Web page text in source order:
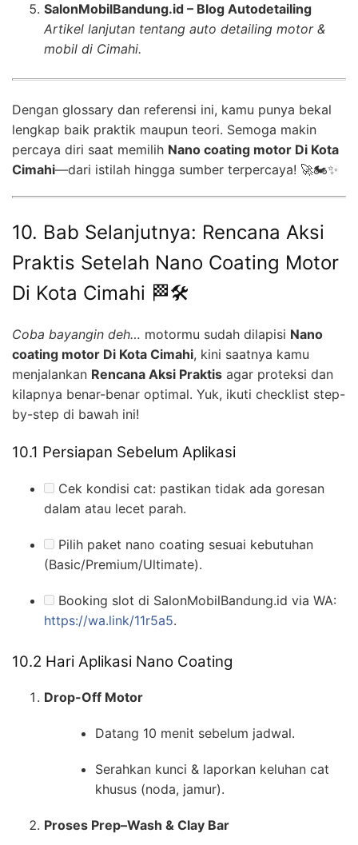
SalonMobilBandung.id – Blog Autodetailing
Artikel lanjutan tentang auto detailing motor &
mobil di Cimahi.
Dengan glossary dan referensi ini, kamu punya bekal
lengkap baik praktik maupun teori. Semoga makin
percaya diri saat memilih Nano coating motor Di Kota
Cimahi—dari istilah hingga sumber terpercaya! 🚀🏍️✨
10. Bab Selanjutnya: Rencana Aksi
Praktis Setelah Nano Coating Motor
Di Kota Cimahi 🏁🛠️
Coba bayangin deh… motormu sudah dilapisi Nano
coating motor Di Kota Cimahi, kini saatnya kamu
menjalankan Rencana Aksi Praktis agar proteksi dan
kilapnya benar-benar optimal. Yuk, ikuti checklist step-
by-step di bawah ini!
10.1 Persiapan Sebelum Aplikasi
Cek kondisi cat: pastikan tidak ada goresan
dalam atau lecet parah.
Pilih paket nano coating sesuai kebutuhan
(Basic/Premium/Ultimate).
Booking slot di SalonMobilBandung.id via WA:
https://wa.link/11r5a5.
10.2 Hari Aplikasi Nano Coating
Drop-Off Motor
Datang 10 menit sebelum jadwal.
Serahkan kunci & laporkan keluhan cat
khusus (noda, jamur).
Proses Prep–Wash & Clay Bar